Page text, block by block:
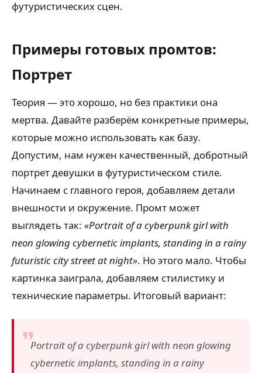
футуристических сцен.
Примеры готовых промтов:
Портрет
Теория — это хорошо, но без практики она
мертва. Давайте разберём конкретные примеры,
которые можно использовать как базу.
Допустим, нам нужен качественный, добротный
портрет девушки в футуристическом стиле.
Начинаем с главного героя, добавляем детали
внешности и окружение. Промт может
выглядеть так: «Portrait of a cyberpunk girl with
neon glowing cybernetic implants, standing in a rainy
futuristic city street at night». Но этого мало. Чтобы
картинка заиграла, добавляем стилистику и
технические параметры. Итоговый вариант:
Portrait of a cyberpunk girl with neon glowing
cybernetic implants, standing in a rainy